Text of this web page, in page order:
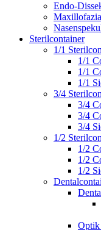
Endo-
Sterilcontainer
1/1
1/1
1/1
1/1
3/4
3/4
3/4
3/4
1/2
1/2
1/2
1/2
Optik